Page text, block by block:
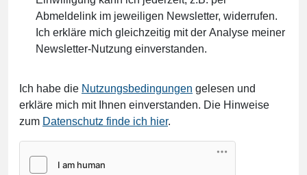
Abmeldelink im jeweiligen Newsletter, widerrufen.
Ich erkläre mich gleichzeitig mit der Analyse meiner
Newsletter-Nutzung einverstanden.
Ich habe die Nutzungsbedingungen gelesen und
erkläre mich mit Ihnen einverstanden. Die Hinweise
zum Datenschutz finde ich hier.